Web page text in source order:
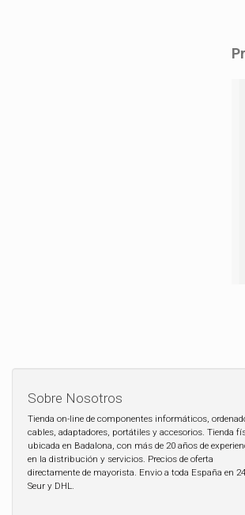
Sobre Nosotros
Tienda on-line de componentes informáticos,
cables, adaptadores, portátiles y accesorios. Tienda
ubicada en Badalona, con más de 20 años de
en la distribución y servicios. Precios de oferta
directamente de mayorista. Envio a toda España en
Seur y DHL.